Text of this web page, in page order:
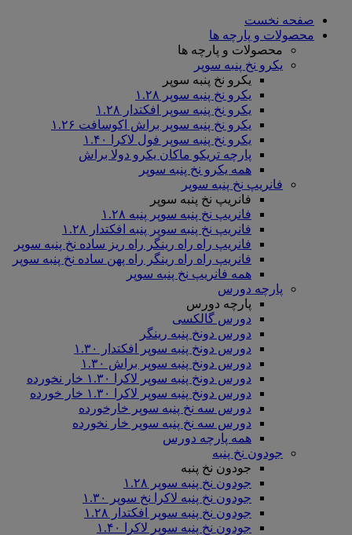
صفحه نخست
محصولات و پارچه ها
محصولات و پارچه ها
یکرو نخ پنبه سوپر
یکرو نخ پنبه سوپر
یکرو نخ پنبه سوپر ۱.۲۸
یکرو نخ پنبه سوپر افکتدار ۱.۲۸
یکرو نخ پنبه سوپر براش اکوسافت ۱.۲۶
یکرو نخ پنبه سوپر فول لاکرا ۱.۴۰
پارچه تریکو ماکان یکرو دولا براش
همه یکرو نخ پنبه سوپر
فانریپ نخ پنبه سوپر
فانریپ نخ پنبه سوپر
فانریپ نخ پنبه سوپر پنبه ۱.۲۸
فانریپ نخ پنبه سوپر پنبه افکتدار ۱.۲۸
فانریپ راه راه رینگر راه ریز ساده نخ پنبه سوپر
فانریپ راه راه رینگر راه پهن ساده نخ پنبه سوپر
همه فانریپ نخ پنبه سوپر
پارچه دورس
پارچه دورس
دورس گالکسی
دورس دونخ پنبه رینگر
دورس دونخ پنبه سوپر افکتدار ۱.۳۰
دورس دونخ پنبه سوپر براش ۱.۳۰
دورس دونخ پنبه سوپر لاکرا ۱.۳۰ خار نخورده
دورس دونخ پنبه سوپر لاکرا ۱.۳۰ خار خورده
دورس سه نخ پنبه سوپر خارخورده
دورس سه نخ پنبه سوپر خار نخورده
همه پارچه دورس
جودون نخ پنبه
جودون نخ پنبه
جودون نخ پنبه سوپر ۱.۲۸
جودون نخ پنبه لاکرا نخ سوپر ۱.۳۰
جودون نخ پنبه سوپر افکتدار ۱.۲۸
جودون نخ پنبه سوپر لاکرا ۱.۴۰